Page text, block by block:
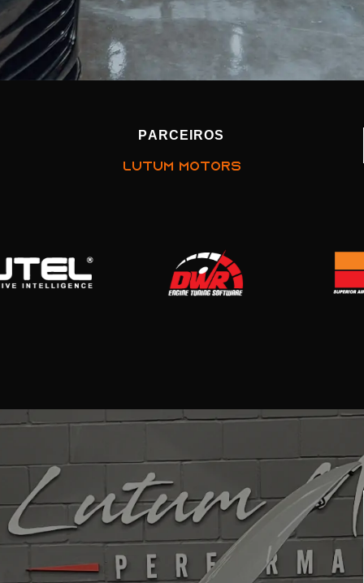
PARCEIROS
LUTUM MOTORS